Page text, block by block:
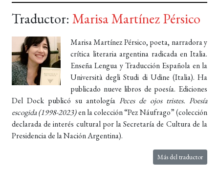
Traductor: Marisa Martínez Pérsico
Marisa Martínez Pérsico, poeta, narradora y
crítica literaria argentina radicada en Italia.
Enseña Lengua y Traducción Española en la
Università degli Studi di Udine (Italia). Ha
publicado nueve libros de poesía. Ediciones
Del Dock publicó su antologíaPeces de ojos tristes. Poesía
escogida (1998-2023)en la colección “Pez Náufrago” (colección
declarada de interés cultural por la Secretaría de Cultura de la
Presidencia de la Nación Argentina).
Más del traductor